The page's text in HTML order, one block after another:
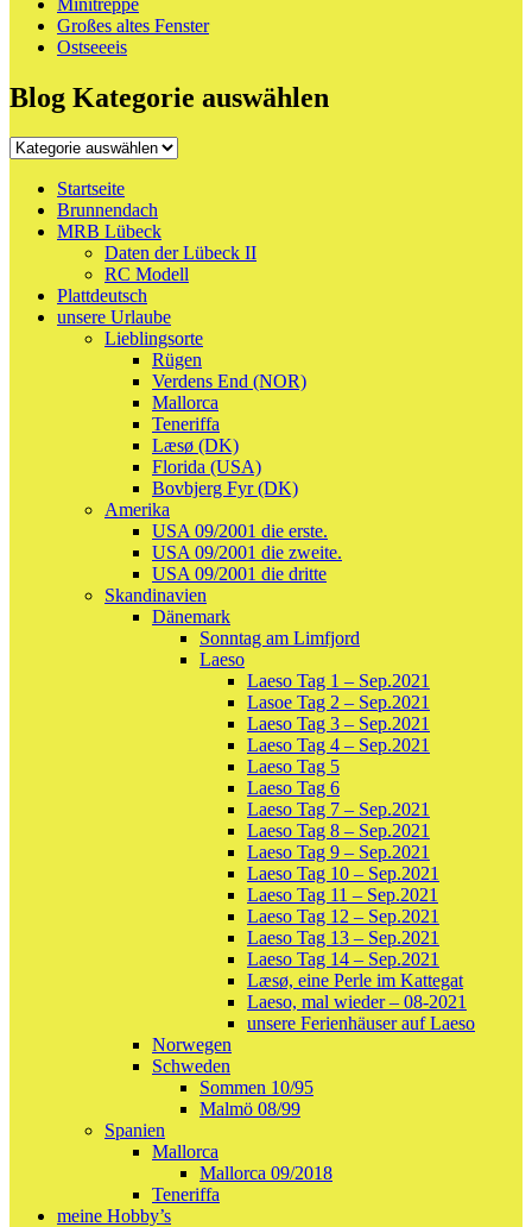
Großes altes Fenster
Ostseeeis
Blog Kategorie auswählen
Blog
auswählenStartseite
Brunnendach
MRB Lübeck
Daten der Lübeck II
RC Modell
Plattdeutsch
unsere Urlaube
Lieblingsorte
Rügen
Verdens End (NOR)
Mallorca
Teneriffa
Læsø (DK)
Florida (USA)
Bovbjerg Fyr (DK)
Amerika
USA 09/2001 die erste.
USA 09/2001 die zweite.
USA 09/2001 die dritte
Skandinavien
Dänemark
Sonntag am Limfjord
Laeso
Laeso Tag 1 – Sep.2021
Lasoe Tag 2 – Sep.2021
Laeso Tag 3 – Sep.2021
Laeso Tag 4 – Sep.2021
Laeso Tag 5
Laeso Tag 6
Laeso Tag 7 – Sep.2021
Laeso Tag 8 – Sep.2021
Laeso Tag 9 – Sep.2021
Laeso Tag 10 – Sep.2021
Laeso Tag 11 – Sep.2021
Laeso Tag 12 – Sep.2021
Laeso Tag 13 – Sep.2021
Laeso Tag 14 – Sep.2021
Læsø, eine Perle im Kattegat
Laeso, mal wieder – 08-2021
unsere Ferienhäuser auf Laeso
Norwegen
Schweden
Sommen 10/95
Malmö 08/99
Spanien
Mallorca
Mallorca 09/2018
Teneriffa
meine Hobby’s